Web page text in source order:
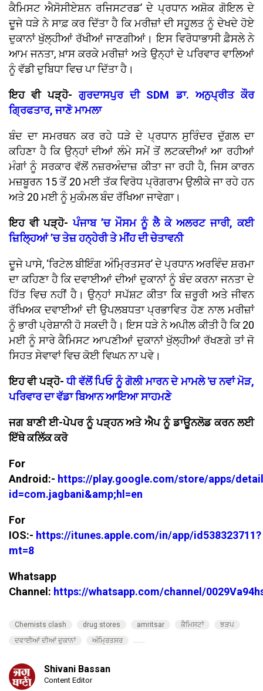
ਕੈਮਿਸਟ ਐਸੋਸੀਏਸ਼ਨ ਰਜਿਸਟਰਡ’ ਦੇ ਪ੍ਰਧਾਨ ਅਸ਼ੋਕ ਗੋਇਲ ਦੇ
ਦੂਜੇ ਧੜੇ ਨੇ ਸਾਫ਼ ਕਰ ਦਿੱਤਾ ਹੈ ਕਿ ਮਰੀਜ਼ਾਂ ਦੀ ਸਹੂਲਤ ਨੂੰ ਦੇਖਦੇ ਹੋਏ
ਦੁਕਾਨਾਂ ਖੁੱਲ੍ਹੀਆਂ ਰੱਖੀਆਂ ਜਾਣਗੀਆਂ। ਇਸ ਵਿਰੋਧਾਭਾਸੀ ਫ਼ੈਸਲੇ ਨੇ
ਆਮ ਜਨਤਾ, ਖ਼ਾਸ ਕਰਕੇ ਮਰੀਜ਼ਾਂ ਅਤੇ ਉਨ੍ਹਾਂ ਦੇ ਪਰਿਵਾਰ ਵਾਲਿਆਂ
ਨੂੰ ਵੱਡੀ ਦੁਬਿਧਾ ਵਿਚ ਪਾ ਦਿੱਤਾ ਹੈ।
ਇਹ ਵੀ ਪੜ੍ਹੋ-ਗੁਰਦਾਸਪੁਰ ਦੀ SDM ਡਾ. ਅਨੁਪ੍ਰੀਤ ਕੌਰ
ਗ੍ਰਿਫਤਾਰ, ਜਾਣੋ ਮਾਮਲਾ
ਬੰਦ ਦਾ ਸਮਰਥਨ ਕਰ ਰਹੇ ਧੜੇ ਦੇ ਪ੍ਰਧਾਨ ਸੁਰਿੰਦਰ ਦੁੱਗਲ ਦਾ
ਕਹਿਣਾ ਹੈ ਕਿ ਉਨ੍ਹਾਂ ਦੀਆਂ ਲੰਮੇ ਸਮੇਂ ਤੋਂ ਲਟਕਦੀਆਂ ਆ ਰਹੀਆਂ
ਮੰਗਾਂ ਨੂੰ ਸਰਕਾਰ ਵੱਲੋਂ ਨਜ਼ਰਅੰਦਾਜ਼ ਕੀਤਾ ਜਾ ਰਹੀ ਹੈ, ਜਿਸ ਕਾਰਨ
ਮਜ਼ਬੂਰਨ 15 ਤੋਂ 20 ਮਈ ਤੱਕ ਵਿਰੋਧ ਪ੍ਰੋਗਰਾਮ ਉਲੀਕੇ ਜਾ ਰਹੇ ਹਨ
ਅਤੇ 20 ਮਈ ਨੂੰ ਮੁਕੰਮਲ ਬੰਦ ਰੱਖਿਆ ਜਾਵੇਗਾ।
ਇਹ ਵੀ ਪੜ੍ਹੋ-ਪੰਜਾਬ ’ਚ ਮੌਸਮ ਨੂੰ ਲੈ ਕੇ ਅਲਰਟ ਜਾਰੀ, ਕਈ
ਜ਼ਿਲ੍ਹਿਆਂ ’ਚ ਤੇਜ਼ ਹਨ੍ਹੇਰੀ ਤੇ ਮੀਂਹ ਦੀ ਚੇਤਾਵਨੀ
ਦੂਜੇ ਪਾਸੇ, ‘ਰਿਟੇਲ ਬੀਇੰਗ ਅੰਮ੍ਰਿਤਸਰ’ ਦੇ ਪ੍ਰਧਾਨ ਅਰਵਿੰਦ ਸ਼ਰਮਾ
ਦਾ ਕਹਿਣਾ ਹੈ ਕਿ ਦਵਾਈਆਂ ਦੀਆਂ ਦੁਕਾਨਾਂ ਨੂੰ ਬੰਦ ਕਰਨਾ ਜਨਤਾ ਦੇ
ਹਿੱਤ ਵਿਚ ਨਹੀਂ ਹੈ। ਉਨ੍ਹਾਂ ਸਪੱਸ਼ਟ ਕੀਤਾ ਕਿ ਜ਼ਰੂਰੀ ਅਤੇ ਜੀਵਨ
ਰੱਖਿਅਕ ਦਵਾਈਆਂ ਦੀ ਉਪਲਬਧਤਾ ਪ੍ਰਭਾਵਿਤ ਹੋਣ ਨਾਲ ਮਰੀਜ਼ਾਂ
ਨੂੰ ਭਾਰੀ ਪ੍ਰੇਸ਼ਾਨੀ ਹੋ ਸਕਦੀ ਹੈ। ਇਸ ਧੜੇ ਨੇ ਅਪੀਲ ਕੀਤੀ ਹੈ ਕਿ 20
ਮਈ ਨੂੰ ਸਾਰੇ ਕੈਮਿਸਟ ਆਪਣੀਆਂ ਦੁਕਾਨਾਂ ਖੁੱਲ੍ਹੀਆਂ ਰੱਖਣਗੇ ਤਾਂ ਜੋ
ਸਿਹਤ ਸੇਵਾਵਾਂ ਵਿਚ ਕੋਈ ਵਿਘਨ ਨਾ ਪਵੇ।
ਇਹ ਵੀ ਪੜ੍ਹੋ-ਧੀ ਵੱਲੋਂ ਪਿਓ ਨੂੰ ਗੋਲੀ ਮਾਰਨ ਦੇ ਮਾਮਲੇ 'ਚ ਨਵਾਂ ਮੋੜ,
ਪਰਿਵਾਰ ਦਾ ਵੱਡਾ ਬਿਆਨ ਆਇਆ ਸਾਹਮਣੇ
ਜਗ ਬਾਣੀ ਈ-ਪੇਪਰ ਨੂੰ ਪੜ੍ਹਨ ਅਤੇ ਐਪ ਨੂੰ ਡਾਊਨਲੋਡ ਕਰਨ ਲਈ
ਇੱਥੇ ਕਲਿੱਕ ਕਰੋ
For
Android:- https://play.google.com/store/apps/
id=com.jagbani&amp;hl=en
For
IOS:- https://itunes.apple.com/in/app/id538323711?
mt=8
Whatsapp
Channel: https://whatsapp.com/channel/
Chemists clash drug stores amritsar ਕੈਮਿਸਟਾਂ
ਝੜਪ
ਦਵਾਈਆਂ ਦੀਆਂ ਦੁਕਾਨਾਂ
ਅੰਮ੍ਰਿਤਸਰ
Shivani Bassan
Content Editor